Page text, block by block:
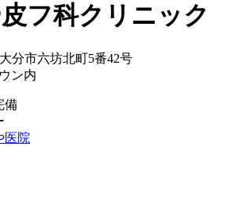
フ科クリニック
分市六坊北町5番42号
ン内
備
医院